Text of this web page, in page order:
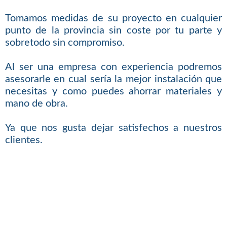
Tomamos medidas de su proyecto en cualquier
punto de la provincia sin coste por tu parte y
sobretodo sin compromiso.
Al ser una empresa con experiencia podremos
asesorarle en cual sería la mejor instalación que
necesitas y como puedes ahorrar materiales y
mano de obra.
Ya que nos gusta dejar satisfechos a nuestros
clientes.